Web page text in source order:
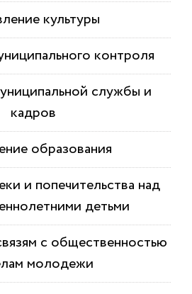
культуры
контроля
службы и
кадров
образования
и попечительства над
детьми
с общественностью
молодежи